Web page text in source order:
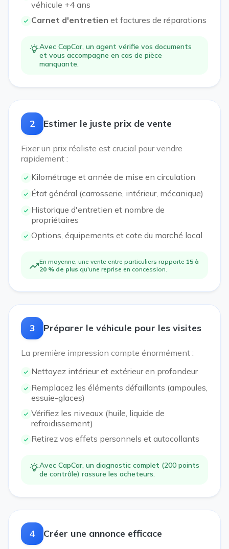
véhicule +4 ans
Carnet d'entretien et factures de réparations
Avec CapCar, un agent vérifie vos documents
et vous accompagne en cas de pièce
manquante.
2 Estimer le juste prix de vente
Fixer un prix réaliste est crucial pour vendre
rapidement :
Kilométrage et année de mise en circulation
État général (carrosserie, intérieur, mécanique)
Historique d'entretien et nombre de
propriétaires
Options, équipements et cote du marché local
En moyenne, une vente entre particuliers rapporte 15 à
20 % de plus qu'une reprise en concession.
3 Préparer le véhicule pour les visites
La première impression compte énormément :
Nettoyez intérieur et extérieur en profondeur
Remplacez les éléments défaillants (ampoules,
essuie-glaces)
Vérifiez les niveaux (huile, liquide de
refroidissement)
Retirez vos effets personnels et autocollants
Avec CapCar, un diagnostic complet (200 points
de contrôle) rassure les acheteurs.
4 Créer une annonce efficace